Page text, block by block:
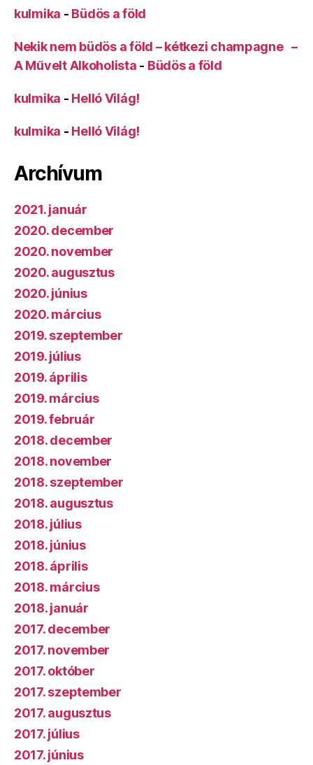
kulmika - Büdös a föld
Nekik nem büdös a föld – kétkezi champagne –
A Művelt Alkoholista - Büdös a föld
kulmika - Helló Világ!
kulmika - Helló Világ!
Archívum
2021. január
2020. december
2020. november
2020. augusztus
2020. június
2020. március
2019. szeptember
2019. július
2019. április
2019. március
2019. február
2018. december
2018. november
2018. szeptember
2018. augusztus
2018. július
2018. június
2018. április
2018. március
2018. január
2017. december
2017. november
2017. október
2017. szeptember
2017. augusztus
2017. július
2017. június